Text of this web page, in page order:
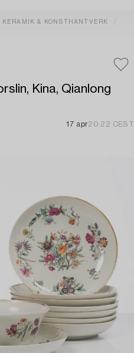
& KONSTHANTVERK
Kina, Qianlong
17 apr20:22 CEST